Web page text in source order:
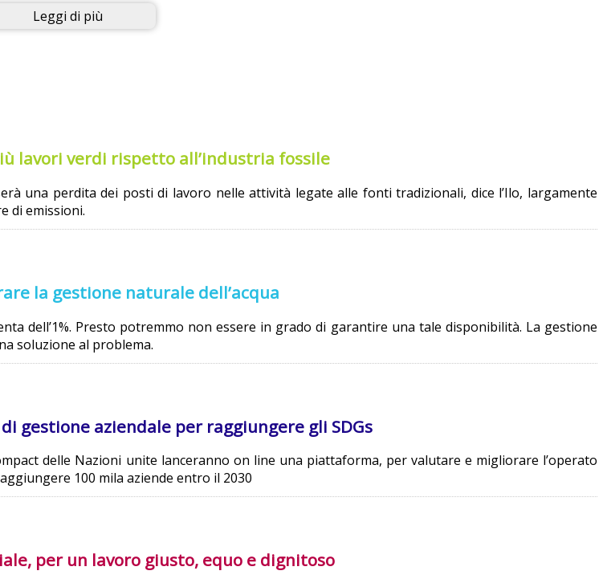
Leggi di più
lavori verdi rispetto all’industria fossile
una perdita dei posti di lavoro nelle attività legate alle fonti tradizionali, dice l’Ilo, largamente
di emissioni.
la gestione naturale dell’acqua
dell’1%. Presto potremmo non essere in grado di garantire una tale disponibilità. La gestione
soluzione al problema.
gestione aziendale per raggiungere gli SDGs
delle Nazioni unite lanceranno on line una piattaforma, per valutare e migliorare l’operato
100 mila aziende entro il 2030
per un lavoro giusto, equo e dignitoso